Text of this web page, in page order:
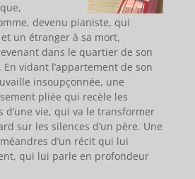
devenu pianiste, qui
un étranger à sa mort,
dans le quartier de son
vidant l’appartement de son
insoupçonnée, une
pliée qui recèle les
d’une vie, qui va le transformer
sur les silences d’un père. Une
d’un récit qui lui
qui lui parle en profondeur